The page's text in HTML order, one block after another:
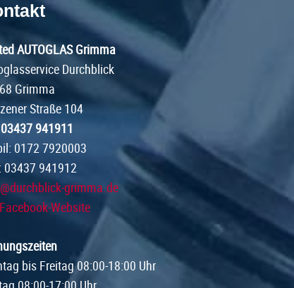
AUTOGLAS Grimma
Durchblick
Grimma
Straße 104
941911
0172 7920003
03437 941912
grimma.de
Website
bis Freitag 08:00-18:00 Uhr